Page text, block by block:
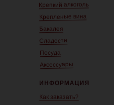
Крепкий алкоголь
Крепленые вина
Бакалея
Сладости
Посуда
Аксессуары
ИНФОРМАЦИЯ
Как заказать?